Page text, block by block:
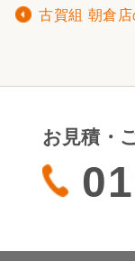
古賀組 朝倉
お見積・